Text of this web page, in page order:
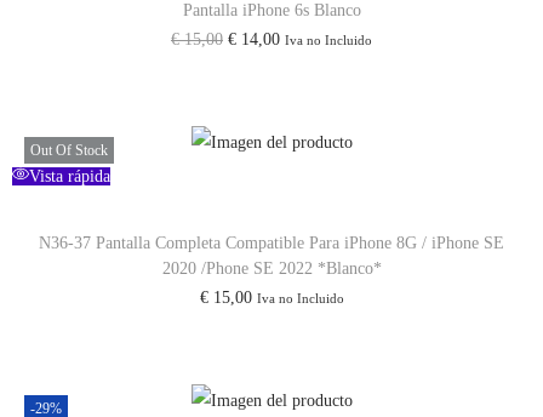
Pantalla iPhone 6s Blanco
€15,00 € 14,00 Iva no Incluido
Out Of Stock
Vista rápida
N36-37 Pantalla Completa Compatible Para iPhone 8G / iPhone SE
2020 /Phone SE 2022 *Blanco*
€15,00 Iva no Incluido
-29%